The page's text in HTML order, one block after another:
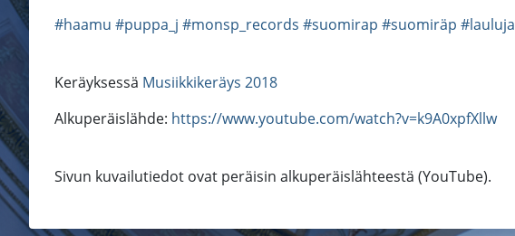
#haamu #puppa_j #monsp_records #suomirap #suomiräp #lauluja
Keräyksessä Musiikkikeräys 2018
Alkuperäislähde: https://www.youtube.com/watch?v=k9A0xpfXllw
Sivun kuvailutiedot ovat peräisin alkuperäislähteestä (YouTube).